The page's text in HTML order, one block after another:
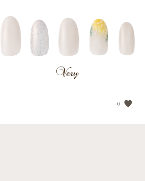
0
【春先取りミモザネイル】...
¥13,750